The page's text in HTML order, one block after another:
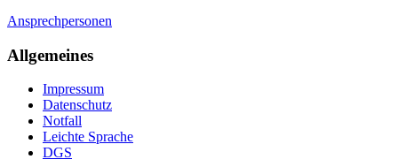
Ansprechpersonen
Allgemeines
Impressum
Datenschutz
Notfall
Leichte Sprache
DGS